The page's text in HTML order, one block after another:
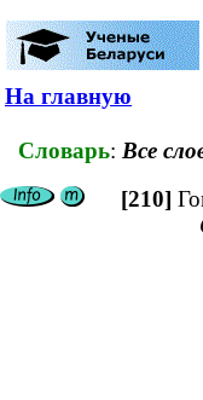
На главную
Словарь: Все
[210]